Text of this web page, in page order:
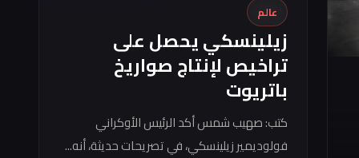
عالم
زيلينسكي يحصل على
تراخيص لإنتاج صواريخ
باتريوت
كتب: صهيب شمس أكد الرئيس الأوكراني
فولوديمير زيلينسكي، في تصريحات حديثة، أنه...